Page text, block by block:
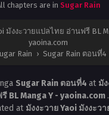
chapters are in Sugar Rain
มังงะวายแปลไทย อ่านฟรี BL
yaoina.com
Rain › Sugar Rain ตอนที่4
Sugar Rain ตอนที่4 at มั
BL Manga Y - yaoina.com
at มังงะวาย Yaoi มังงะว